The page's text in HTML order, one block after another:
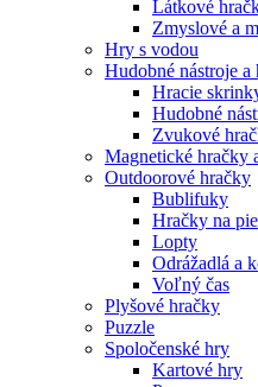
Látkové
Zmyslové a
Hry s vodou
Hudobné nástroje a
Hracie
Hudobné
Zvukové
Magnetické hračky
Outdoorové hračky
Bublifuky
Hračky na
Lopty
Odrážadlá a
Voľný čas
Plyšové hračky
Puzzle
Spoločenské hry
Kartové hry